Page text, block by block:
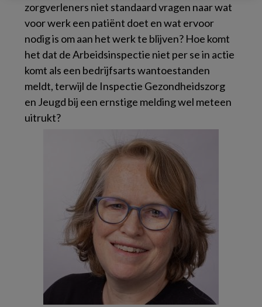
zorgverleners niet standaard vragen naar wat
voor werk een patiënt doet en wat ervoor
nodig is om aan het werk te blijven? Hoe komt
het dat de Arbeidsinspectie niet per se in actie
komt als een bedrijfsarts wantoestanden
meldt, terwijl de Inspectie Gezondheidszorg
en Jeugd bij een ernstige melding wel meteen
uitrukt?